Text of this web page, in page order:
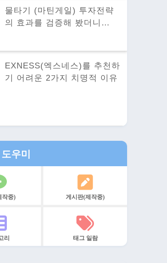
물타기 (마틴게일) 투자전략
의 효과를 검증해 봤더니…
EXNESS(엑스네스)를 추천하
기 어려운 2가지 치명적 이유
우미
작중) 게시판(제작중)
리 태그 일람